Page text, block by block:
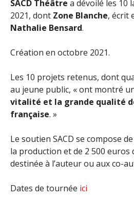
SACD Théâtre a dévoilé les 10
2021, dont Zone Blanche, écrit
Nathalie Bensard.
Création en octobre 2021.
Les 10 projets retenus, dont
au jeune public, « ont montré
vitalité et la grande qualité
française. »
Le soutien SACD se compose
la production et de 2 500 euros
destinée à l’auteur ou aux co-
Dates de tournée ici